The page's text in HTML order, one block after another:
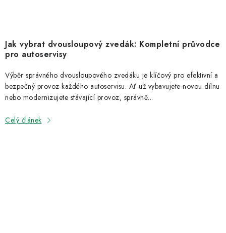
Jak vybrat dvousloupový zvedák: Kompletní průvodce
pro autoservisy
Výběr správného dvousloupového zvedáku je klíčový pro efektivní a
bezpečný provoz každého autoservisu. Ať už vybavujete novou dílnu
nebo modernizujete stávající provoz, správně...
Celý článek